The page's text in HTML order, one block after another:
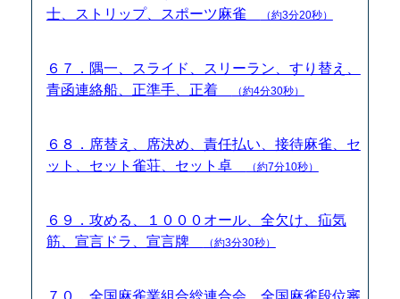
士、ストリップ、スポーツ麻雀
（約3分20秒）
６７．隅一、スライド、スリーラン、すり替え、
青函連絡船、正準手、正着
（約4分30秒）
６８．席替え、席決め、責任払い、接待麻雀、セ
ット、セット雀荘、セット卓
（約7分10秒）
６９．攻める、１０００オール、全欠け、疝気
筋、宣言ドラ、宣言牌
（約3分30秒）
７０．全国麻雀業組合総連合会、全国麻雀段位審